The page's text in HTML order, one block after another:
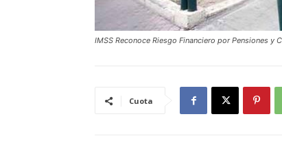
IMSS Reconoce Riesgo Financiero por Pensiones y
Cuota